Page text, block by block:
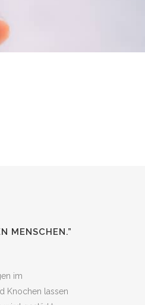
MENSCHEN.”
im
Knochen lassen